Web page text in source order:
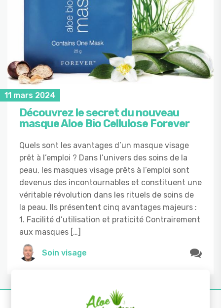
11 mars 2024
Découvrez le secret du nouveau
masque Aloe Bio Cellulose Forever
Quels sont les avantages d’un masque visage
prêt à l’emploi ? Dans l’univers des soins de la
peau, les masques visage prêts à l’emploi sont
devenus des incontournables et constituent une
véritable révolution dans les rituels de soins de
la peau. Ils présentent cinq avantages majeurs :
1. Facilité d’utilisation et praticité Contrairement
aux masques […]
Soin visage